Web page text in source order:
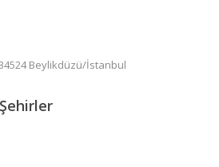
Beylikdüzü/İstanbul